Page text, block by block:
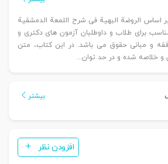
الروضة البهیة فی شرح اللمعة الدمشقیة
برای طلاب و داوطلبان آزمون های دکتری و
و مبانی حقوق می ‌باشد. در این کتاب، متن
خلاصه شده و در حد توان...
بیشتر
افزودن نظر